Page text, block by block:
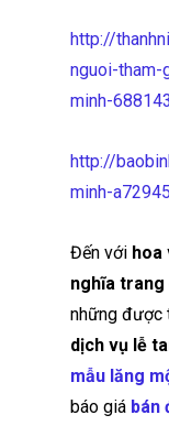
http://
nguoi-
minh-
http://
minh-
Đến với hoa
nghĩa trang
những được
dịch vụ lễ
mẫu lăng
báo giá bán